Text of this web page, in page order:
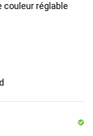
couleur réglable